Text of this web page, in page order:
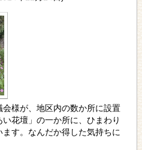
様が、地区内の数か所に設置
花壇」の一か所に、ひまわり
す。なんだか得した気持ちに